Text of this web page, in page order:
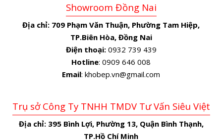
Showroom Đồng Nai
Địa chỉ: 709 Phạm Văn Thuận, Phường Tam Hiệp,
TP.Biên Hòa, Đồng Nai
Điện thoại:0932 739 439
Hotline: 0909 646 008
Email: khobep.vn@gmail.com
Trụ sở Công Ty TNHH TMDV Tư Vấn Siêu Việt
Địa chỉ: 395 Bình Lợi, Phường 13, Quận Bình Thạnh,
TP.Hồ Chí Minh